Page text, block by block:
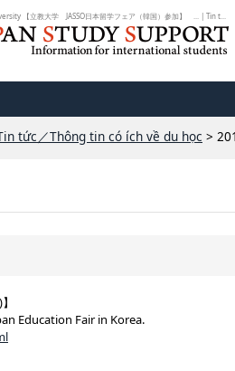
【立教大学 JASSO日本留学フェア（韓国）参加】 ... | Tin t...
tức／Thông tin có ích về du học >
Education Fair in Korea.